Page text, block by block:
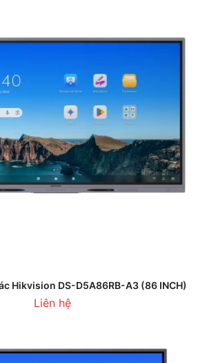
Hikvision DS-D5A86RB-A3 (86 INCH)
Liên hệ